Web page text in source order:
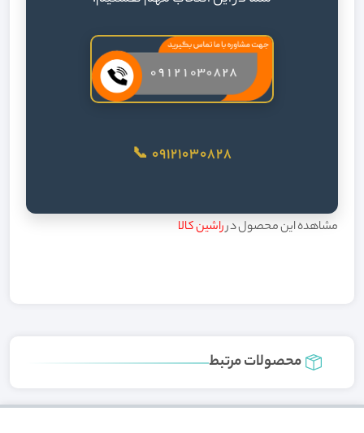
09121030828 📞
مشاهده این محصول درراشین کالا
محصولات مرتبط